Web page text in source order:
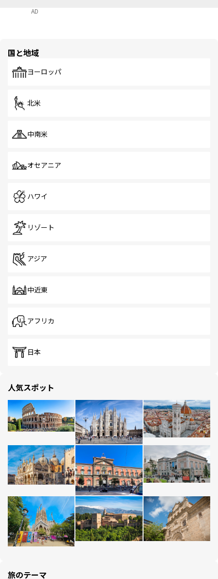
AD
国と地域
ヨーロッパ
北米
中南米
オセアニア
ハワイ
リゾート
アジア
中近東
アフリカ
日本
人気スポット
旅のテーマ